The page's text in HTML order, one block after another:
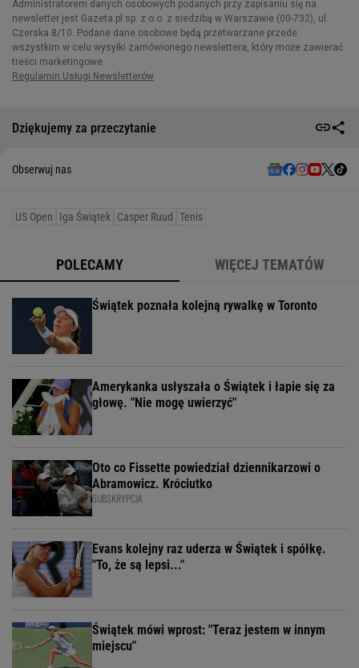
Dziękujemy za przeczytanie
Obserwuj nas
US Open Iga Świątek Casper Ruud Tenis
POLECAMY WIĘCEJ TEMATÓW
Świątek poznała kolejną rywalkę w Toronto
Amerykanka usłyszała o Świątek i łapie się za
głowę. "Nie mogę uwierzyć"
Oto co Fissette powiedział dziennikarzowi o
Abramowicz. Króciutko
SUBSKRYPCJA
Evans kolejny raz uderza w Świątek i spółkę.
"To, że są lepsi..."
Świątek mówi wprost: "Teraz jestem w innym
miejscu"